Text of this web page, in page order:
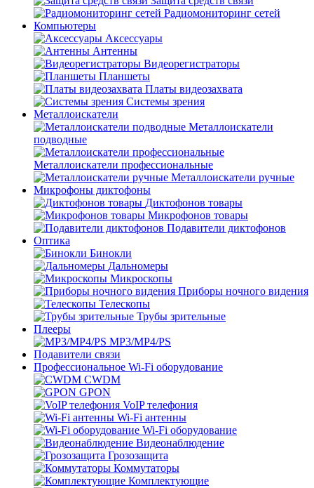
Радиомониторинг сетей
Компьютеры
Аксессуары
Антенны
Видеорегистраторы
Планшеты
Платы видеозахвата
Системы зрения
Металлоискатели
Металлоискатели
подводные
Металлоискатели профессиональные
Металлоискатели ручные
Микрофоны диктофоны
Диктофонов товары
Микрофонов товары
Подавители диктофонов
Оптика
Бинокли
Дальномеры
Микроскопы
Приборы ночного видения
Телескопы
Трубы зрительные
Плееры
MP3/MP4/PS
Подавители связи
Профессиональное Wi-Fi оборудование
CWDM
GPON
VoIP телефония
Wi-Fi антенны
Wi-Fi оборудование
Видеонаблюдение
Грозозащита
Коммутаторы
Комплектующие